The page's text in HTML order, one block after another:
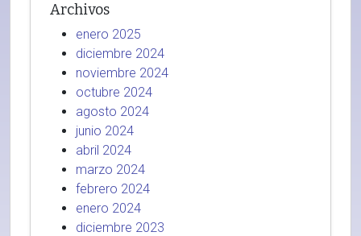
Archivos
enero 2025
diciembre 2024
noviembre 2024
octubre 2024
agosto 2024
junio 2024
abril 2024
marzo 2024
febrero 2024
enero 2024
diciembre 2023